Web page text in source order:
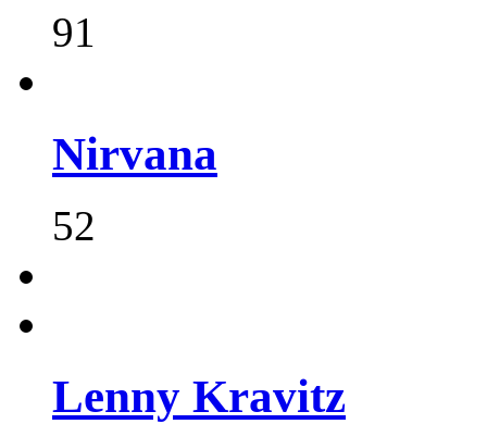
91
Nirvana
52
Lenny Kravitz